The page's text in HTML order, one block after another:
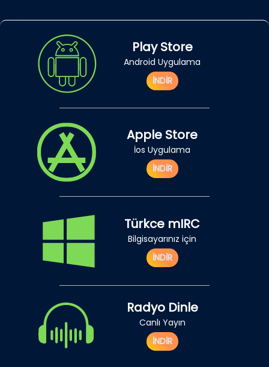
Play Store
Android Uygulama
İNDİR
Apple Store
İos Uygulama
İNDİR
Türkce mIRC
Bilgisayarınız için
İNDİR
Radyo Dinle
Canlı Yayın
İNDİR